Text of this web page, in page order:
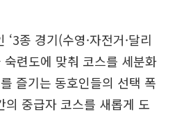
종 경기(수영·자전거·달리
숙련도에 맞춰 코스를 세분화
즐기는 동호인들의 선택 폭
중급자 코스를 새롭게 도